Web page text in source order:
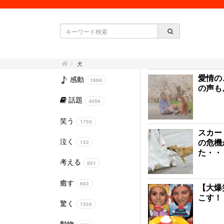
犬
感動 1868
話題 4056
笑う 1753
泣く 122
考える 851
癒す 683
驚く 1335
愛情
の声も
スカ
の危
た・
【大
こす